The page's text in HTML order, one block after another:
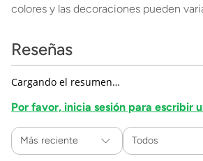
colores y las decoraciones pueden
Reseñas
Cargando el resumen…
Por favor, inicia sesión para escribir
Más reciente Todos